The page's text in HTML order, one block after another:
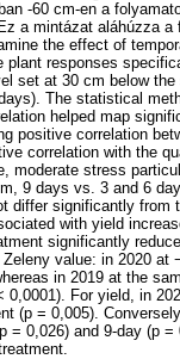
-60 cm-en a
a mintázat aláhúzza
the effect of
responses
set at 30 cm below
The statistical
helped map
positive correlation
correlation with the
moderate stress
9 days vs. 3 and 6
differ significantly from
with yield
significantly
value: in 2020
in 2019 at the
0,0001). For yield, in
(p = 0,005).
= 0,026) and 9-day (p